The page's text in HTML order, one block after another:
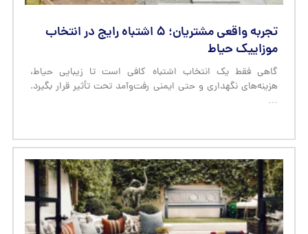
تجربه واقعی مشتریان؛ ۵ اشتباه رایج در انتخاب
موزاییک حیاط
گاهی فقط یک انتخاب اشتباه کافی است تا زیبایی حیاط،
هزینه‌های نگهداری و حتی ایمنی رفت‌وآمد تحت تأثیر قرار بگیرد.
…